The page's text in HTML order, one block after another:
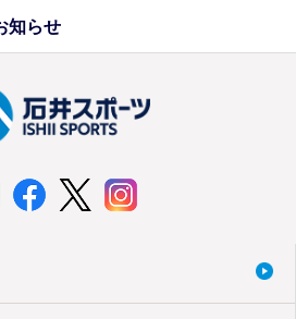
知らせ